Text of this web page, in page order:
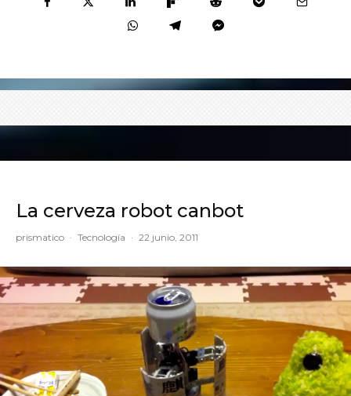
La cerveza robot canbot
prismatico · Tecnología · 22 junio, 2011